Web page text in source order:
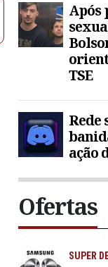
Após
TSE
Rede
ação
Ofertas
SUPER